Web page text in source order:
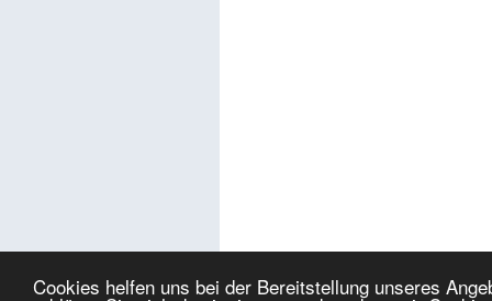
Cookies helfen uns bei der Bereitstellung unseres